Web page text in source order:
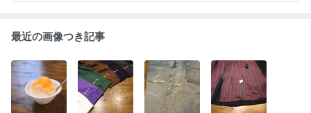
最近の画像つき記事